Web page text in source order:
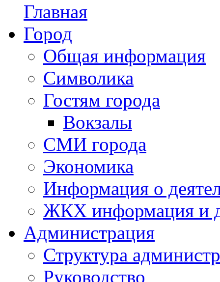
Главная
Город
Общая информация
Символика
Гостям города
Вокзалы
СМИ города
Экономика
Информация о
ЖКХ информация и
Администрация
Структура
Руководство